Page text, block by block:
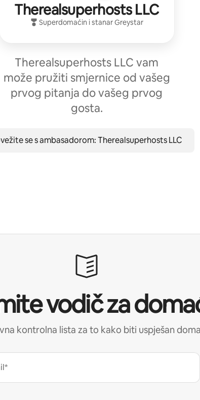
Therealsuperhosts LLC
Superdomaćin i stanarGreystar
Therealsuperhosts LLC vam
može pružiti smjernice od vašeg
prvog pitanja do vašeg prvog
gosta.
se s ambasadorom: Therealsuperhosts LLC
vodič za
kontrolna lista za to kako biti uspješan